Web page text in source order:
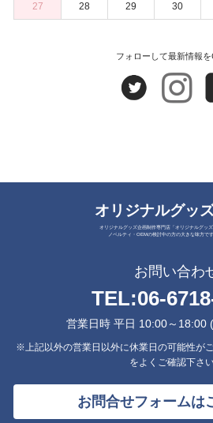
27 28 29 30
フォローして最新情報を
オリジナルグッ
オリジナルグッズ企画制作専門店「オリジナルグッズ
ノベルティ・OEMの検討中の方の大きな味方です
お問い合わ
TEL:06-
営業日時 平日 10:00～18:00
※上記以外の営業日以外に休業日の可能性が
をよくご確認下さい
お問合せフォームは